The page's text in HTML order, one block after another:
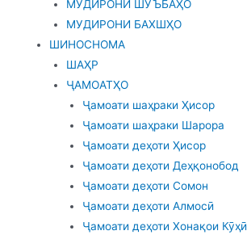
МУДИРОНИ ШУЪБАҲО
МУДИРОНИ БАХШҲО
ШИНОСНОМА
ШАҲР
ҶАМОАТҲО
Ҷамоати шаҳраки Ҳисор
Ҷамоати шаҳраки Шарора
Ҷамоати деҳоти Ҳисор
Ҷамоати деҳоти Деҳқонобод
Ҷамоати деҳоти Сомон
Ҷамоати деҳоти Алмосӣ
Ҷамоати деҳоти Хонақои Кӯҳӣ